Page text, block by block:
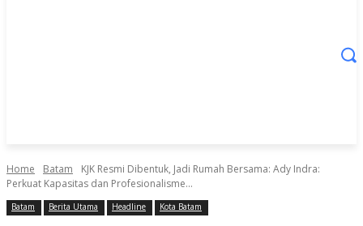
Home Batam
KJK Resmi Dibentuk, Jadi Rumah Bersama: Ady Indra:
Perkuat Kapasitas dan Profesionalisme...
Batam Berita Utama Headline Kota Batam